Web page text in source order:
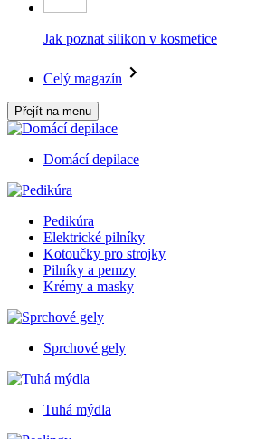
Jak poznat silikon v kosmetice
Celý magazín
Přejít na menu
Domácí depilace
Pedikúra
Elektrické pilníky
Kotoučky pro strojky
Pilníky a pemzy
Krémy a masky
Sprchové gely
Tuhá mýdla